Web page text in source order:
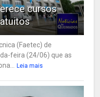
cursos
(Faetec) de
feira (24/06) que as
Leia mais